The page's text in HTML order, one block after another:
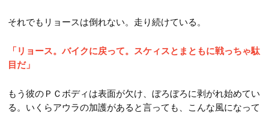
それでもリョースは倒れない。走り続けている。
「リョース。バイクに戻って。スケィスとまともに戦っちゃ駄
目だ」
もう彼のＰＣボディは表面が欠け、ぼろぼろに剥がれ始めてい
る。いくらアウラの加護があると言っても、こんな風になって